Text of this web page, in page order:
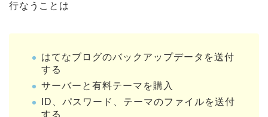
行なうことは
はてなブログのバックアップデータを送付
する
サーバーと有料テーマを購入
ID、パスワード、テーマのファイルを送付
する